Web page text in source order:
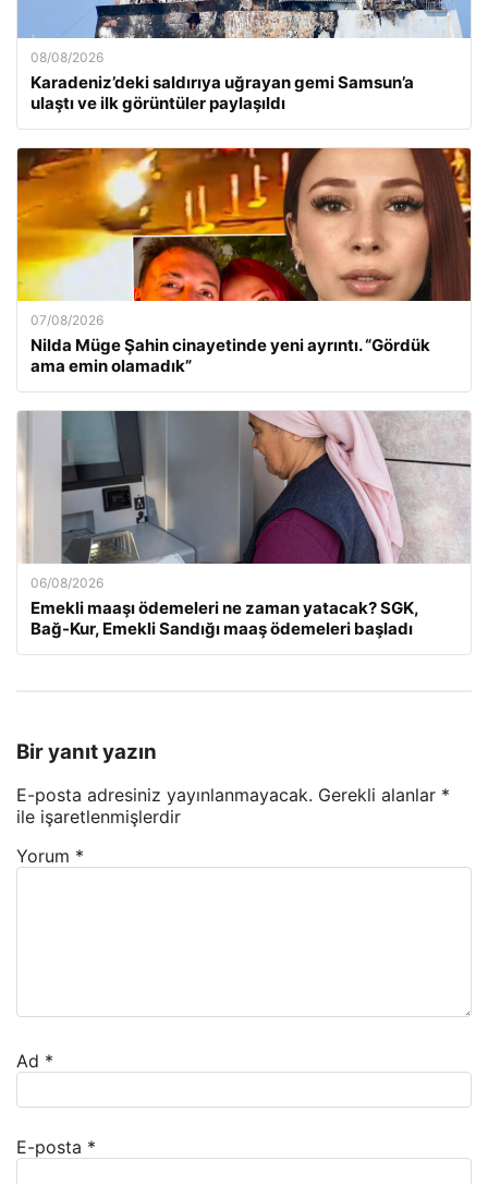
08/08/2026
Karadeniz’deki saldırıya uğrayan gemi Samsun’a
ulaştı ve ilk görüntüler paylaşıldı
07/08/2026
Nilda Müge Şahin cinayetinde yeni ayrıntı. “Gördük
ama emin olamadık”
06/08/2026
Emekli maaşı ödemeleri ne zaman yatacak? SGK,
Bağ-Kur, Emekli Sandığı maaş ödemeleri başladı
Bir yanıt yazın
E-posta adresiniz yayınlanmayacak. Gerekli alanlar *
ile işaretlenmişlerdir
Yorum *
Ad *
E-posta *